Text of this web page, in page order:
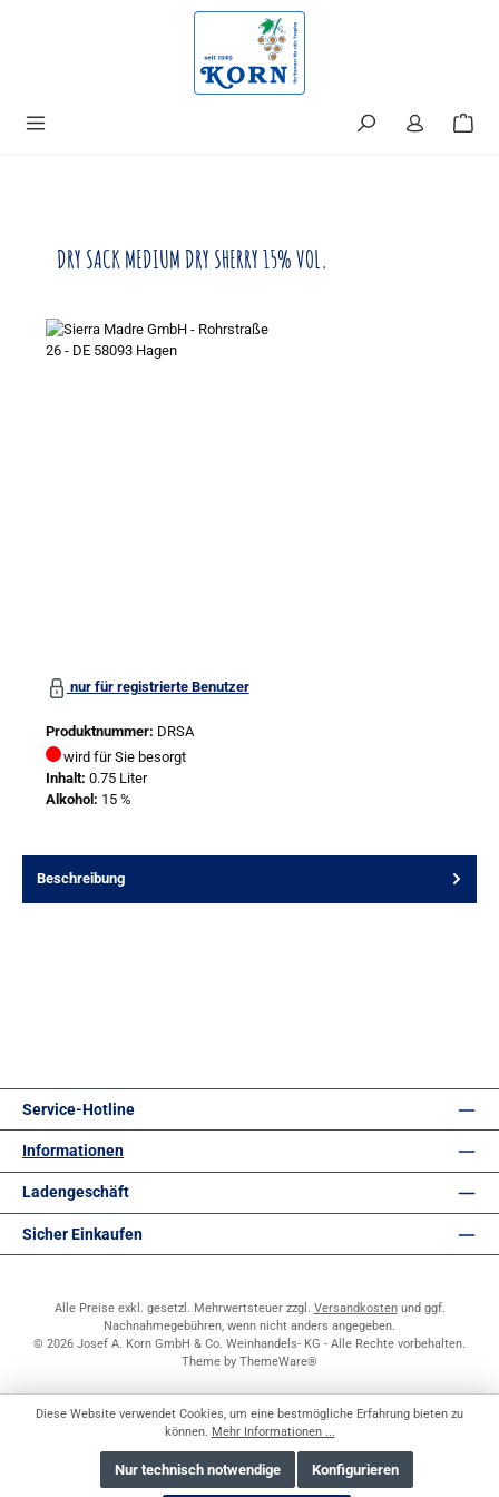
DRY SACK MEDIUM DRY SHERRY 15% VOL.
nur für registrierte Benutzer
Produktnummer: DRSA
wird für Sie besorgt
Inhalt: 0.75 Liter
Alkohol: 15 %
Beschreibung
Service-Hotline
Informationen
Ladengeschäft
Sicher Einkaufen
Alle Preise exkl. gesetzl. Mehrwertsteuer zzgl. Versandkostenund ggf.
Nachnahmegebühren, wenn nicht anders angegeben.
© 2026 Josef A. Korn GmbH & Co. Weinhandels- KG - Alle Rechte vorbehalten.
Theme by ThemeWare®
Diese Website verwendet Cookies, um eine bestmögliche Erfahrung bieten zu
können. Mehr Informationen ...
Nur technisch notwendige Konfigurieren